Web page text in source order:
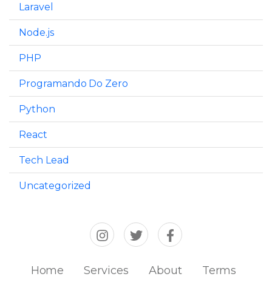
Laravel
Node.js
PHP
Programando Do Zero
Python
React
Tech Lead
Uncategorized
Home Services About
Terms